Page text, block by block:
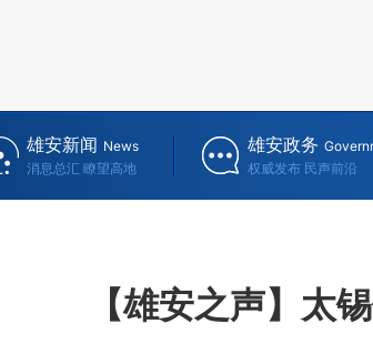
雄安新闻 News
消息总汇 瞭望高地
雄安政务
权威发布 民声前沿
【雄安之声】太